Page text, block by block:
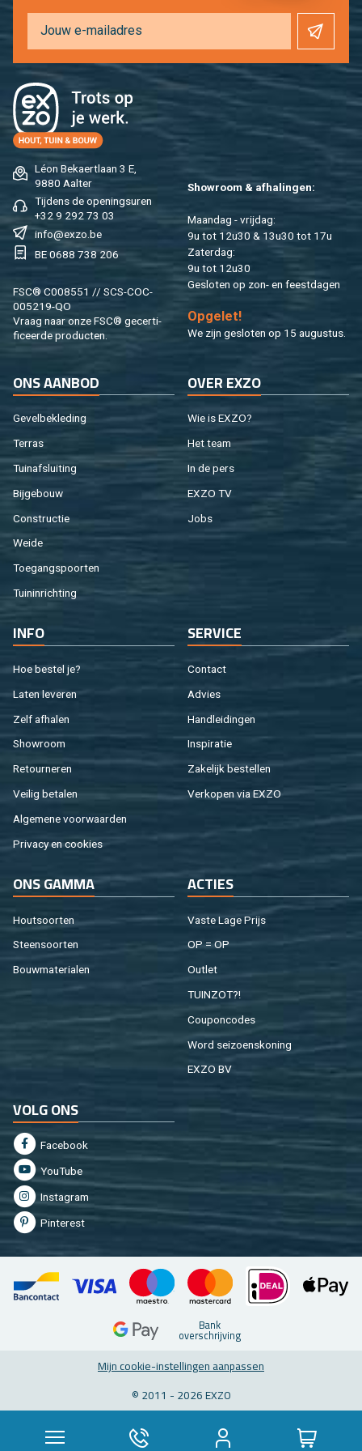
Léon Be­kaert­laan 3 E,
9880 Aal­ter
Tij­dens de ope­nings­uren
+32 9 292 73 03
info@​exzo.​be
BE 0688 738 206
FSC® C008551 // SCS-COC-
005219-QO
Vraag naar onze FSC® ge­cer­ti­
fi­ceer­de pro­duc­ten.
Show­room & af­ha­lin­gen:
Maan­dag - vrij­dag:
9u tot 12u30 & 13u30 tot 17u
Za­ter­dag:
9u tot 12u30
Ge­slo­ten op zon- en feest­da­gen
Op­ge­let!
We zijn ge­slo­ten op 15 au­gus­tus.
ONS AAN­BOD
Ge­vel­be­kle­ding
Ter­ras
Tuin­af­slui­ting
Bij­ge­bouw
Con­struc­tie
Weide
Toe­gangs­poor­ten
Tuin­in­rich­ting
OVER EXZO
Wie is EXZO?
Het team
In de pers
EXZO TV
Jobs
INFO
Hoe be­stel je?
Laten le­ve­ren
Zelf af­ha­len
Show­room
Re­tour­ne­ren
Vei­lig be­ta­len
Al­ge­me­ne voor­waar­den
Pri­va­cy en coo­kies
SER­VI­CE
Con­tact
Ad­vies
Hand­lei­din­gen
In­spi­ra­tie
Za­ke­lijk be­stel­len
Ver­ko­pen via EXZO
ONS GAMMA
Hout­soor­ten
Steen­soor­ten
Bouw­ma­te­ri­a­len
AC­TIES
Vaste Lage Prijs
OP = OP
Out­let
TUIN­ZOT?!
Cou­pon­co­des
Word sei­zoens­ko­ning
EXZO BV
VOLG ONS
Fa­cebook
You­Tu­be
In­st­agram
Pin­te­rest
Bank
over­schrij­ving
Mijn coo­kie-in­stel­lin­gen aan­pas­sen
© 2011 - 2026 EXZO